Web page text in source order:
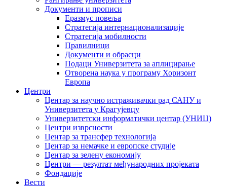
Документи и прописи
Еразмус повеља
Стратегија интернационализације
Стратегија мобилности
Правилници
Документи и обрасци
Подаци Универзитета за аплицирање
Отворена наука у програму Хоризонт
Европа
Центри
Центар за научно истраживачки рад САНУ и
Универзитета у Крагујевцу
Универзитетски информатички центар (УНИЦ)
Центри изврсности
Центар за трансфер технологија
Центар за немачке и европске студије
Центар за зелену економију
Центри — резултат међународних пројеката
Фондације
Вести